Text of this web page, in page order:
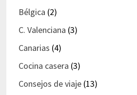
Bélgica (2)
C. Valenciana (3)
Canarias (4)
Cocina casera (3)
Consejos de viaje(13)